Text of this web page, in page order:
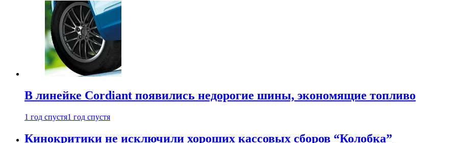
В линейке Cordiant появились недорогие шины, экономящие топливо
1 год спустя1 год спустя
Кинокритики не исключили хороших кассовых сборов “Колобка”